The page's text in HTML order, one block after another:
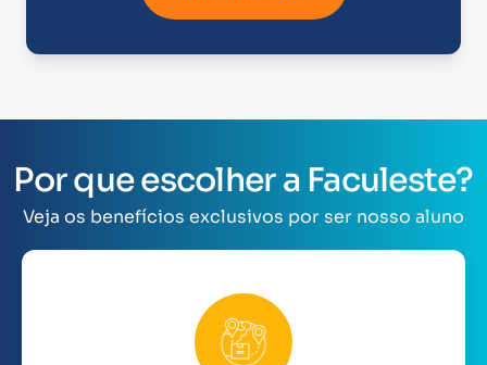
Por que escolher a Faculeste?
Veja os benefícios exclusivos por ser nosso aluno